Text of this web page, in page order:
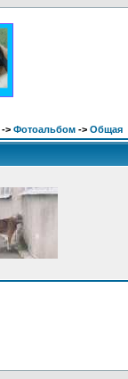
-> Фотоальбом -> Общая